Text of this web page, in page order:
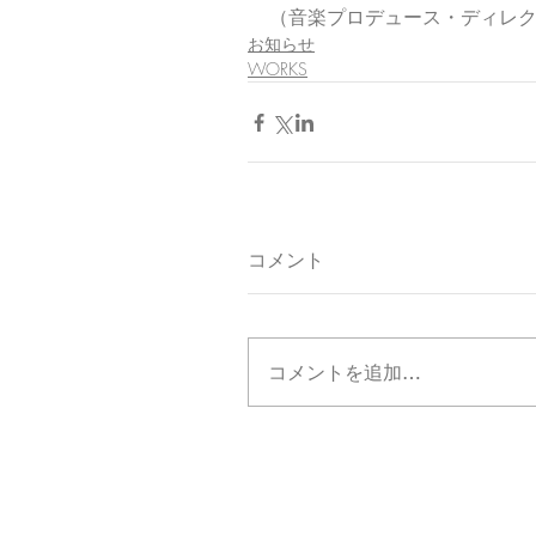
（音楽プロデュース・ディレ
お知らせ
WORKS
コメント
コメントを追加…